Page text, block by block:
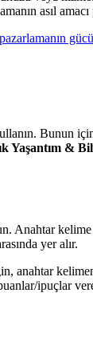
asıl
gücü
Bunun
Yaşantım &
Anahtar
yer alır.
ipuçlar